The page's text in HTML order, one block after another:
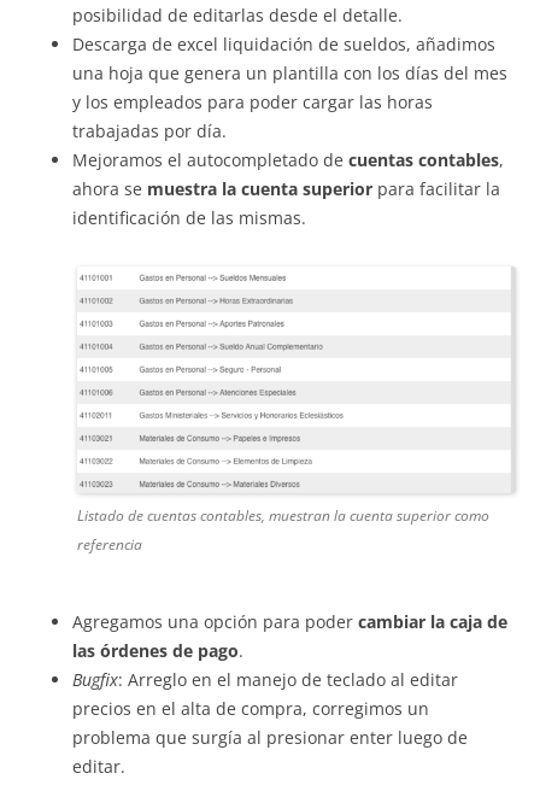
posibilidad de editarlas desde el detalle.
Descarga de excel liquidación de sueldos, añadimos
una hoja que genera un plantilla con los días del mes
y los empleados para poder cargar las horas
trabajadas por día.
Mejoramos el autocompletado de cuentas contables,
ahora se muestra la cuenta superior para facilitar la
identificación de las mismas.
Listado de cuentas contables, muestran la cuenta superior como
referencia
Agregamos una opción para poder cambiar la caja de
las órdenes de pago.
Bugfix: Arreglo en el manejo de teclado al editar
precios en el alta de compra, corregimos un
problema que surgía al presionar enter luego de
editar.